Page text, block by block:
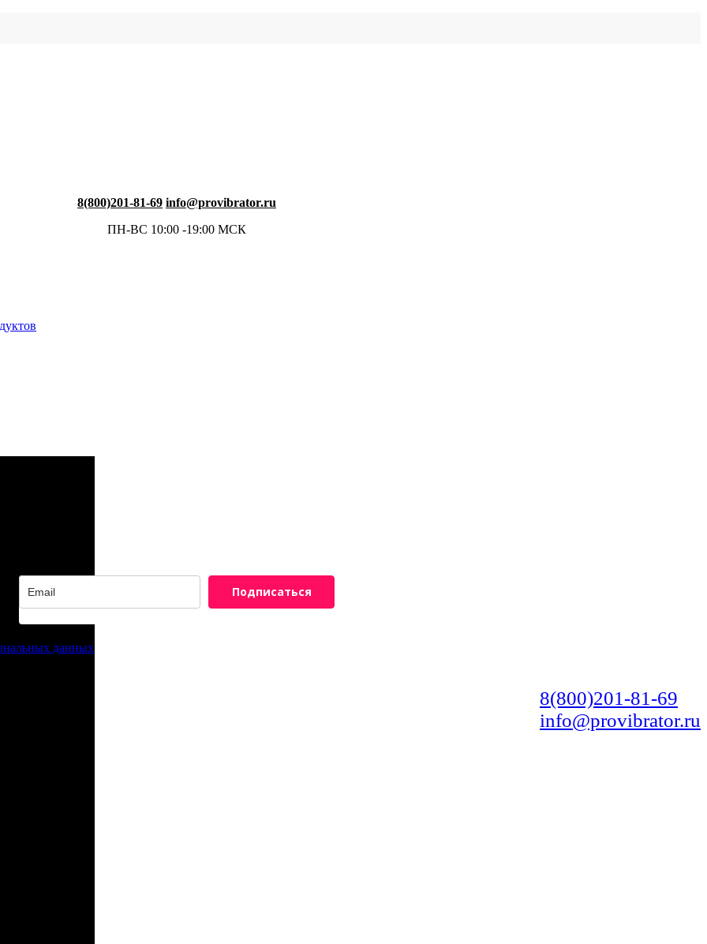
8(800)201-81-69 info@provibrator.ru
ПН-ВС 10:00 -19:00 МСК
Подписаться
данных
8(800)201-81-69
info@provibrator.ru